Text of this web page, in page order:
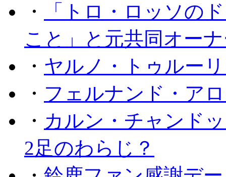
・
「トロ・ロッソの
こと」と元共同オー
・ ヤルノ・トゥルー
・ フェルナンド・ア
・ カルン・チャンド
2足のわらじ？